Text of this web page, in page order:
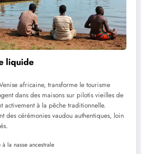
liquide
africaine, transforme le tourisme
dans des maisons sur pilotis vieilles de
activement à la pêche traditionnelle.
des cérémonies vaudou authentiques, loin
la nasse ancestrale